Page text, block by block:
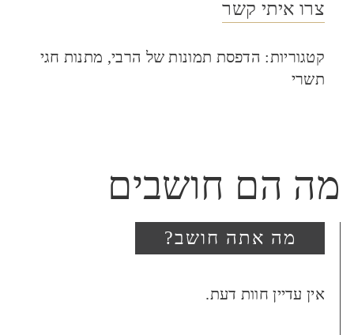
צרו איתי קשר
קטגוריות: הדפסת תמונות של הרבי, מתנות חגי
תשרי
מה הם חושבים
מה אתה חושב?
היה הראשון לכתוב סקירה
אין עדיין חוות דעת.